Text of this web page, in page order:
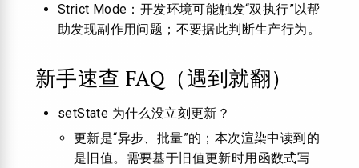
Strict Mode：开发环境可能触发“双执行”以帮
助发现副作用问题；不要据此判断生产行为。
新手速查 FAQ（遇到就翻）
setState 为什么没立刻更新？
更新是“异步、批量”的；本次渲染中读到的
是旧值。需要基于旧值更新时用函数式写